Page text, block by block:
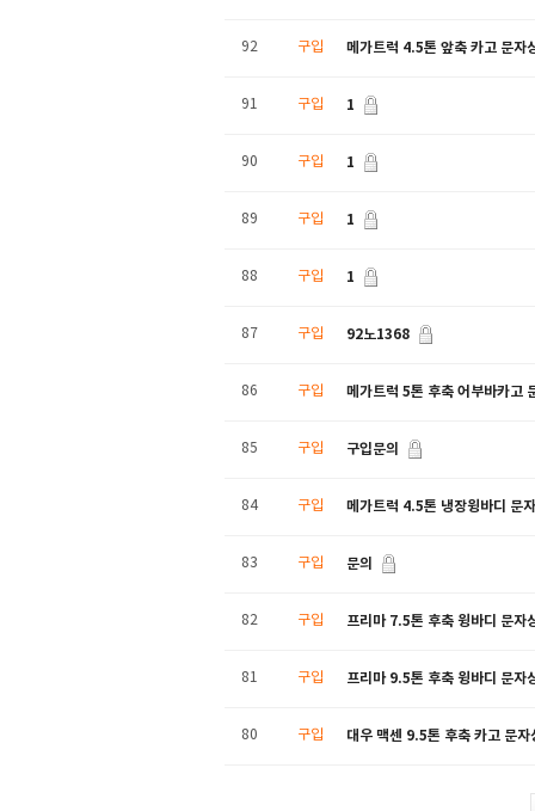
92 구입 메가트럭 4.5톤 앞축 카고 문자
91 구입 1
90 구입 1
89 구입 1
88 구입 1
87 구입 92노1368
86 구입 메가트럭 5톤 후축 어부바카고
85 구입 구입문의
84 구입 메가트럭 4.5톤 냉장윙바디 문
83 구입 문의
82 구입 프리마 7.5톤 후축 윙바디 문자
81 구입 프리마 9.5톤 후축 윙바디 문자
80 구입 대우 맥센 9.5톤 후축 카고 문자